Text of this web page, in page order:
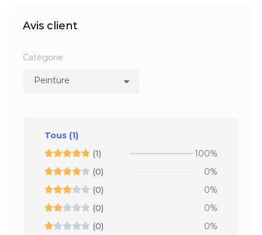
Avis client
Catégorie
Tous (1)
(1)
100%
(0)
0%
(0)
0%
(0)
0%
(0)
0%